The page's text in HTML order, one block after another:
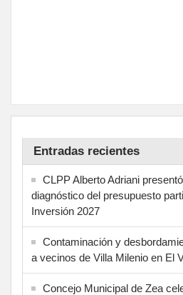
Entradas recientes
CLPP Alberto Adriani
diagnóstico del presupuesto
Inversión 2027
Contaminación y
a vecinos de Villa Milenio en El
Concejo Municipal de Zea